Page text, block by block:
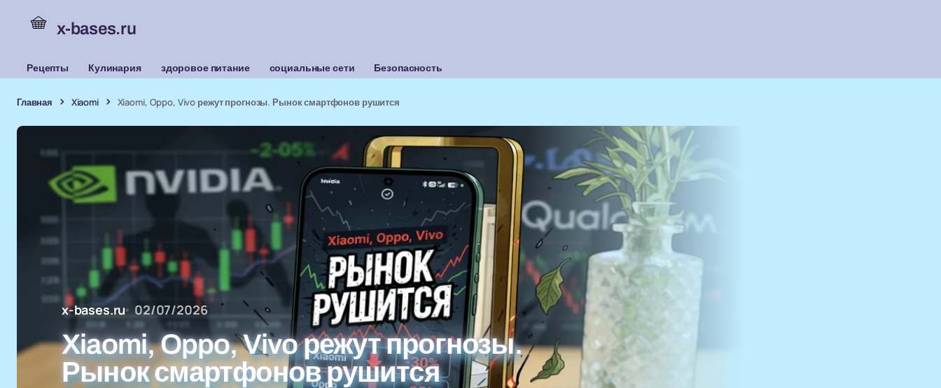
x-bases.ru
Рецепты Кулинария здоровое питание социальные сети Безопасность
Главная Xiaomi Xiaomi, Oppo, Vivo режут прогнозы. Рынок смартфонов рушится
x-bases.ru 02/07/2026
Xiaomi, Oppo, Vivo режут прогнозы.
Рынок смартфонов рушится